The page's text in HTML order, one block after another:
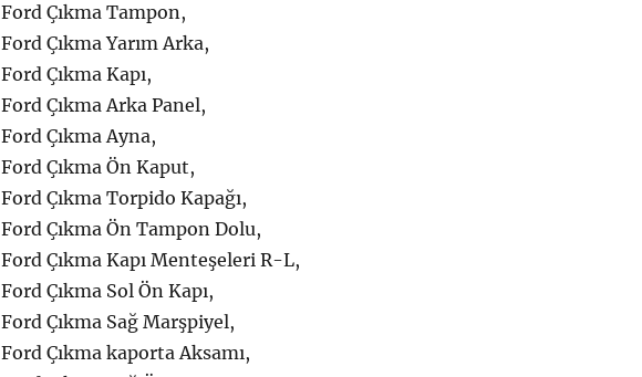
Ford Çıkma Tampon,
Ford Çıkma Yarım Arka,
Ford Çıkma Kapı,
Ford Çıkma Arka Panel,
Ford Çıkma Ayna,
Ford Çıkma Ön Kaput,
Ford Çıkma Torpido Kapağı,
Ford Çıkma Ön Tampon Dolu,
Ford Çıkma Kapı Menteşeleri R-L,
Ford Çıkma Sol Ön Kapı,
Ford Çıkma Sağ Marşpiyel,
Ford Çıkma kaporta Aksamı,